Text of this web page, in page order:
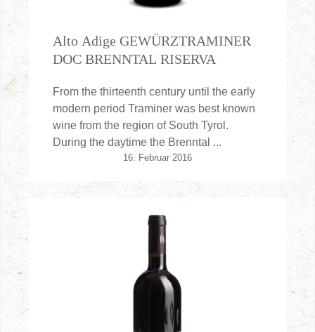
Alto Adige GEWÜRZTRAMINER
DOC BRENNTAL RISERVA
From the thirteenth century until the early
modern period Traminer was best known
wine from the region of South Tyrol.
During the daytime the Brenntal ...
16. Februar 2016